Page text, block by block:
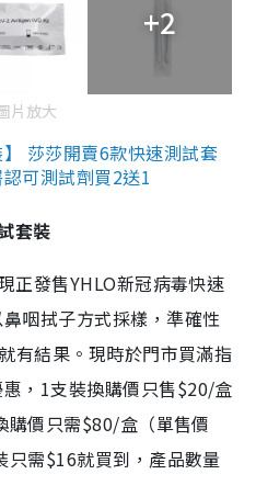
+2
片放大
莎莎開賣6款快速測試套
可測試劑買2送1
套裝
正發售YHLO新冠病毒快速
咽拭子方式採樣，準確性
有結果。現時於門市買滿指
，1支裝換購價只售$20/盒
購價只需$80/盒（單售價
需$16就買到，產品數量